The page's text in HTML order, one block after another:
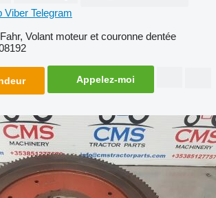
Viber Telegram
Volant moteur et couronne dentée
Appelez-moi